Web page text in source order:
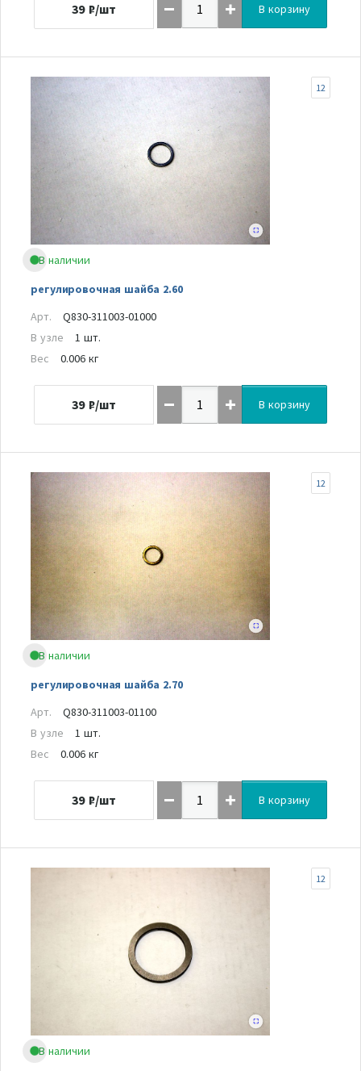
39 ₽/шт В корзину
В наличии
регулировочная шайба 2.60
12
Арт.
Q830-311003-01000
В узле
1 шт.
Вес
0.006 кг
39 ₽/шт В корзину
В наличии
регулировочная шайба 2.70
12
Арт.
Q830-311003-01100
В узле
1 шт.
Вес
0.006 кг
39 ₽/шт В корзину
В наличии
12